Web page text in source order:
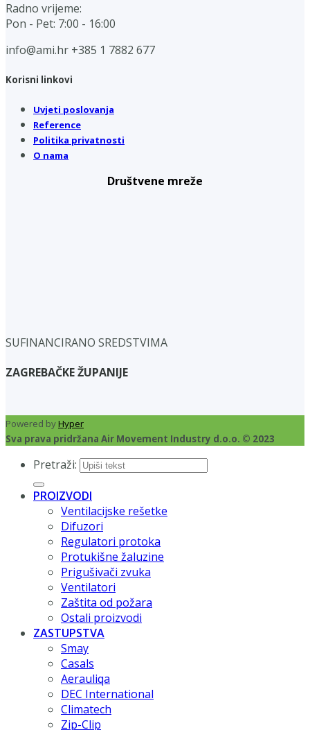
Radno vrijeme:
Pon - Pet: 7:00 - 16:00
info@ami.hr +385 1 7882 677
Korisni linkovi
Uvjeti poslovanja
Reference
Politika privatnosti
O nama
Društvene mreže
SUFINANCIRANO SREDSTVIMA
ZAGREBAČKE ŽUPANIJE
Powered byHyper
Sva prava pridržana Air Movement Industry d.o.o. © 2023
Pretraži:
PROIZVODI
Ventilacijske rešetke
Difuzori
Regulatori protoka
Protukišne žaluzine
Prigušivači zvuka
Ventilatori
Zaštita od požara
Ostali proizvodi
ZASTUPSTVA
Smay
Casals
Aerauliqa
DEC International
Climatech
Zip-Clip